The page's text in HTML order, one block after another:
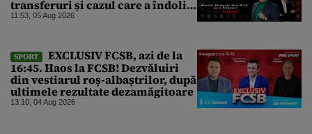
transferuri și cazul care a îndoliat
Dinamo
11:53, 05 Aug 2026
SPORT
EXCLUSIV FCSB, azi de la
16:45. Haos la FCSB! Dezvăluiri
din vestiarul roș-albaștrilor, după
ultimele rezultate dezamăgitoare
13:10, 04 Aug 2026